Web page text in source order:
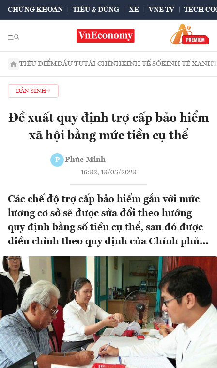
CHỨNG KHOÁN TIÊU & DÙNG XE VNE TV TECH
TIÊU ĐIỂMĐẦU TƯTÀI CHÍNHKINH TẾ SỐKINH TẾ XANH
DÂN SINH
Đề xuất quy định trợ cấp bảo hiểm
xã hội bằng mức tiền cụ thể
P Phúc Minh
16:32, 13/03/2023
Các chế độ trợ cấp bảo hiểm gắn với mức
lương cơ sở sẽ được sửa đổi theo hướng
quy định bằng số tiền cụ thể, sau đó được
điều chỉnh theo quy định của Chính phủ…